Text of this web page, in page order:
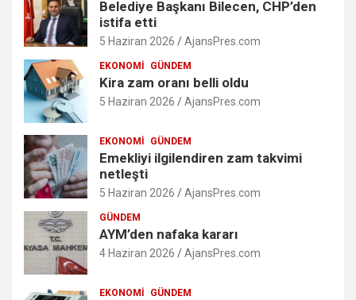
Belediye Başkanı Bilecen, CHP’den
istifa etti
5 Haziran 2026 AjansPres.com
EKONOMI GÜNDEM
Kira zam oranı belli oldu
5 Haziran 2026 AjansPres.com
EKONOMI GÜNDEM
Emekliyi ilgilendiren zam takvimi
netleşti
5 Haziran 2026 AjansPres.com
GÜNDEM
AYM’den nafaka kararı
4 Haziran 2026 AjansPres.com
EKONOMI GÜNDEM